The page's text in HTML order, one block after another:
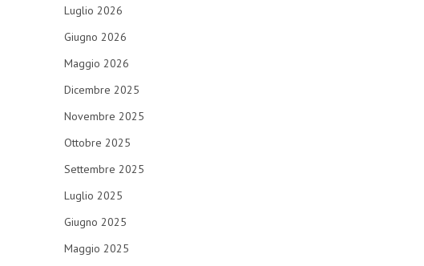
Luglio 2026
Giugno 2026
Maggio 2026
Dicembre 2025
Novembre 2025
Ottobre 2025
Settembre 2025
Luglio 2025
Giugno 2025
Maggio 2025